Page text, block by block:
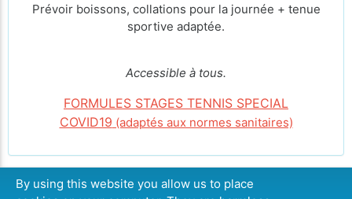
Prévoir boissons, collations pour la journée + tenue
sportive adaptée.
Accessible à tous.
FORMULES STAGES TENNIS SPECIAL
COVID19 (adaptés aux normes sanitaires)
By using this website you allow us to place